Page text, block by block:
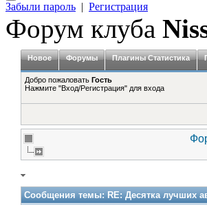
Забыли пароль | Регистрация
Форум клуба
Новое Форумы Плагины Статистика
Добро пожаловать Гость
Нажмите "Вход/Регистрация" для входа
Сообщения темы:RE: Десятка лучших